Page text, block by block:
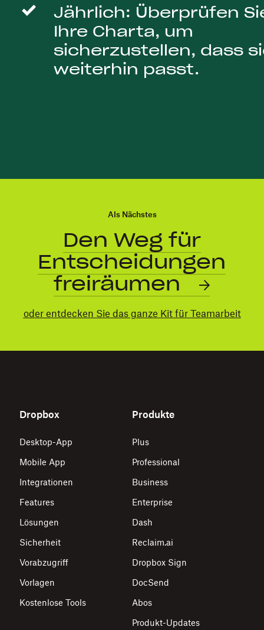
Jährlich: Überprüfen
Ihre Charta, um
sicherzustellen, dass
weiterhin passt.
Als Nächstes
Den Weg für
Entscheidungen
freiräumen
oder entdecken Sie das ganze Kit für Teamarbeit
Dropbox
Desktop-App
Mobile App
Integrationen
Features
Lösungen
Sicherheit
Vorabzugriff
Vorlagen
Kostenlose Tools
Produkte
Plus
Professional
Business
Enterprise
Dash
Reclaim.ai
Dropbox Sign
DocSend
Abos
Produkt-Updates